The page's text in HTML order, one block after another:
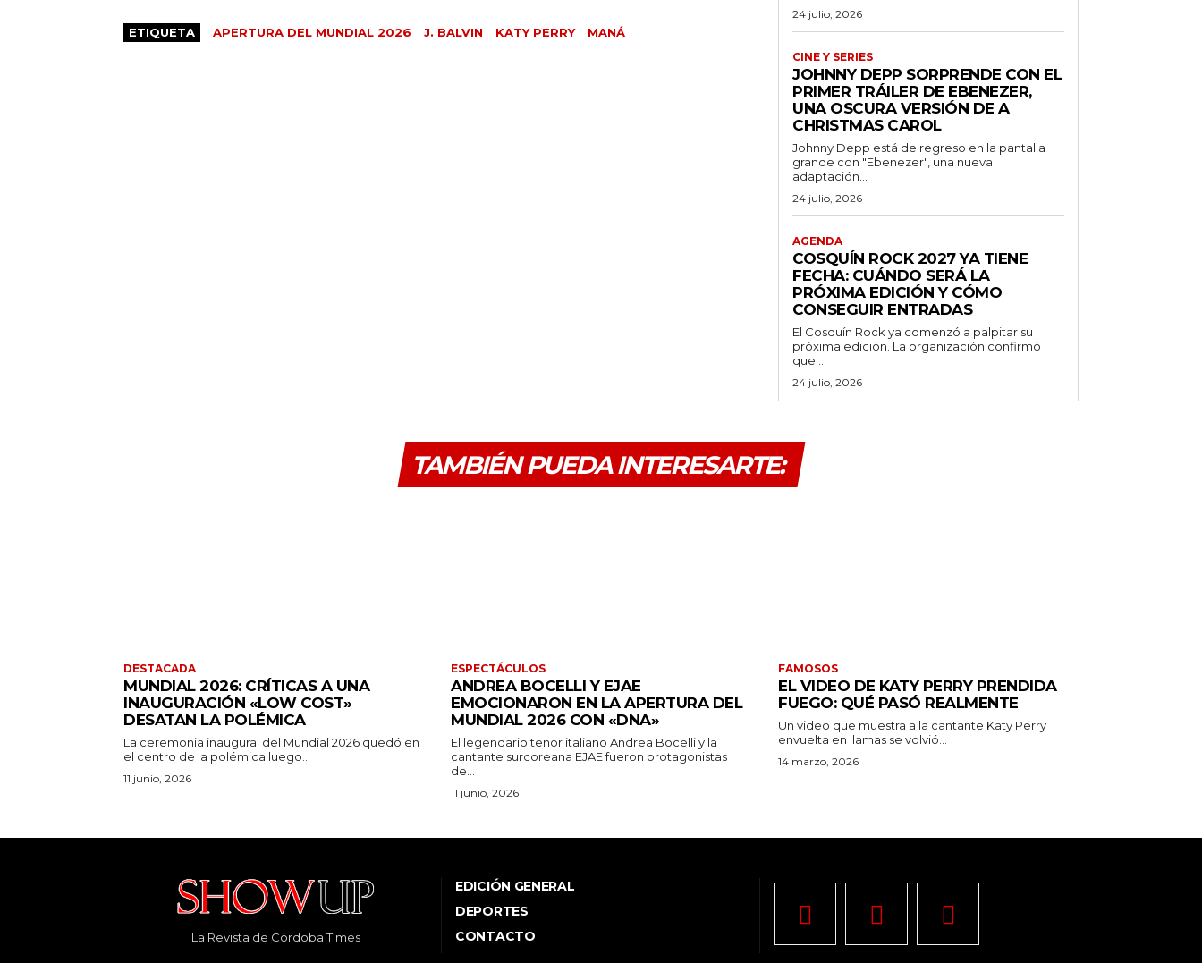
ETIQUETA APERTURA DEL MUNDIAL 2026 J. BALVIN KATY PERRY MANÁ
24 julio, 2026
CINE Y SERIES
JOHNNY DEPP SORPRENDE CON EL
PRIMER TRÁILER DE EBENEZER,
UNA OSCURA VERSIÓN DE A
CHRISTMAS CAROL
Johnny Depp está de regreso en la pantalla
grande con "Ebenezer", una nueva
adaptación...
24 julio, 2026
AGENDA
COSQUÍN ROCK 2027 YA TIENE
FECHA: CUÁNDO SERÁ LA
PRÓXIMA EDICIÓN Y CÓMO
CONSEGUIR ENTRADAS
El Cosquín Rock ya comenzó a palpitar su
próxima edición. La organización confirmó
que...
24 julio, 2026
TAMBIÉN PUEDA INTERESARTE:
DESTACADA
MUNDIAL 2026: CRÍTICAS A UNA
INAUGURACIÓN «LOW COST»
DESATAN LA POLÉMICA
La ceremonia inaugural del Mundial 2026 quedó en
el centro de la polémica luego...
11 junio, 2026
ESPECTÁCULOS
ANDREA BOCELLI Y EJAE
EMOCIONARON EN LA APERTURA DEL
MUNDIAL 2026 CON «DNA»
El legendario tenor italiano Andrea Bocelli y la
cantante surcoreana EJAE fueron protagonistas
de...
11 junio, 2026
FAMOSOS
EL VIDEO DE KATY PERRY PRENDIDA
FUEGO: QUÉ PASÓ REALMENTE
Un video que muestra a la cantante Katy Perry
envuelta en llamas se volvió...
14 marzo, 2026
La Revista de Córdoba Times
EDICIÓN GENERAL
DEPORTES
CONTACTO